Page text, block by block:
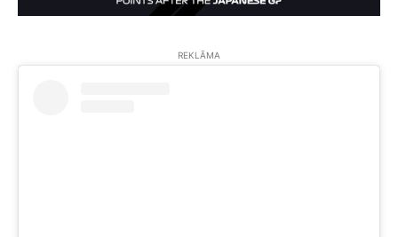
REKLĀMA